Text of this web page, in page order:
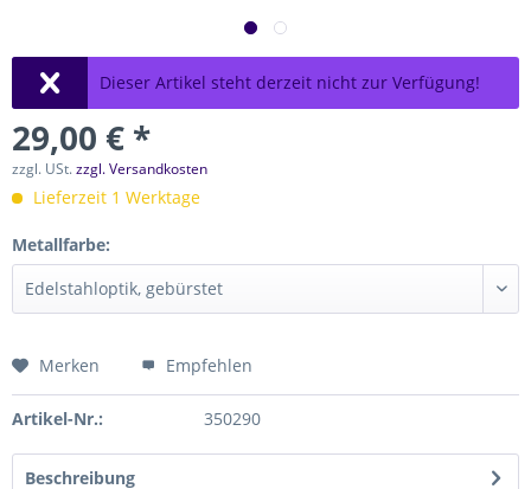
Dieser Artikel steht derzeit nicht zur Verfügung!
29,00 € *
zzgl. USt.zzgl. Versandkosten
Lieferzeit 1 Werktage
Metallfarbe:
Merken Empfehlen
Artikel-Nr.: 350290
Beschreibung